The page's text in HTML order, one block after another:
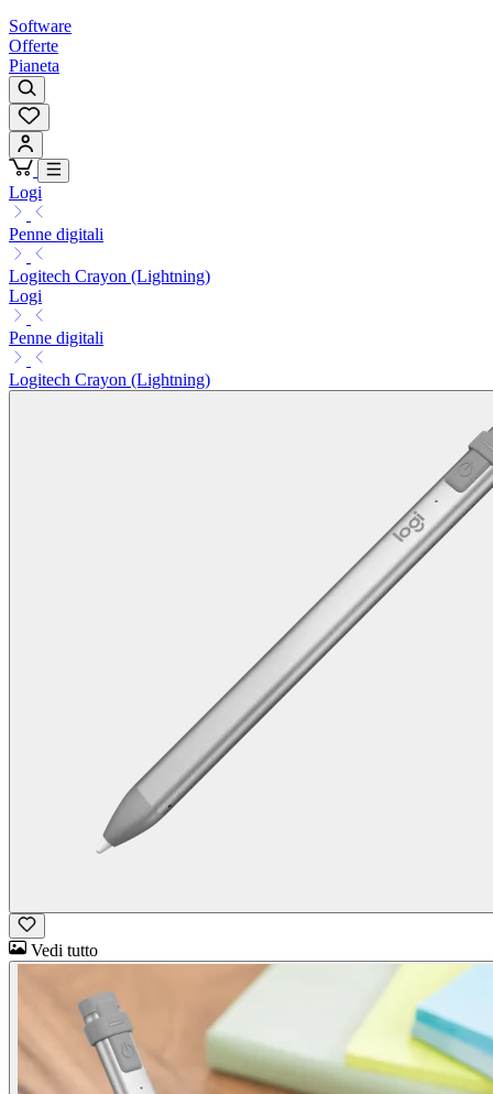
Software
Offerte
Pianeta
Logi
Penne digitali
Logitech Crayon (Lightning)
Logi
Penne digitali
Logitech Crayon (Lightning)
Vedi tutto